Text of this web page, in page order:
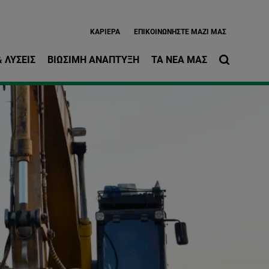
ΚΑΡΙΈΡΑ EΠΙΚΟΙΝΩΝΉΣΤΕ ΜΑΖΊ ΜΑΣ
ΒΙΏΣΙΜΗ ΑΝΆΠΤΥΞΗ ΤΑ ΝΈΑ ΜΑΣ